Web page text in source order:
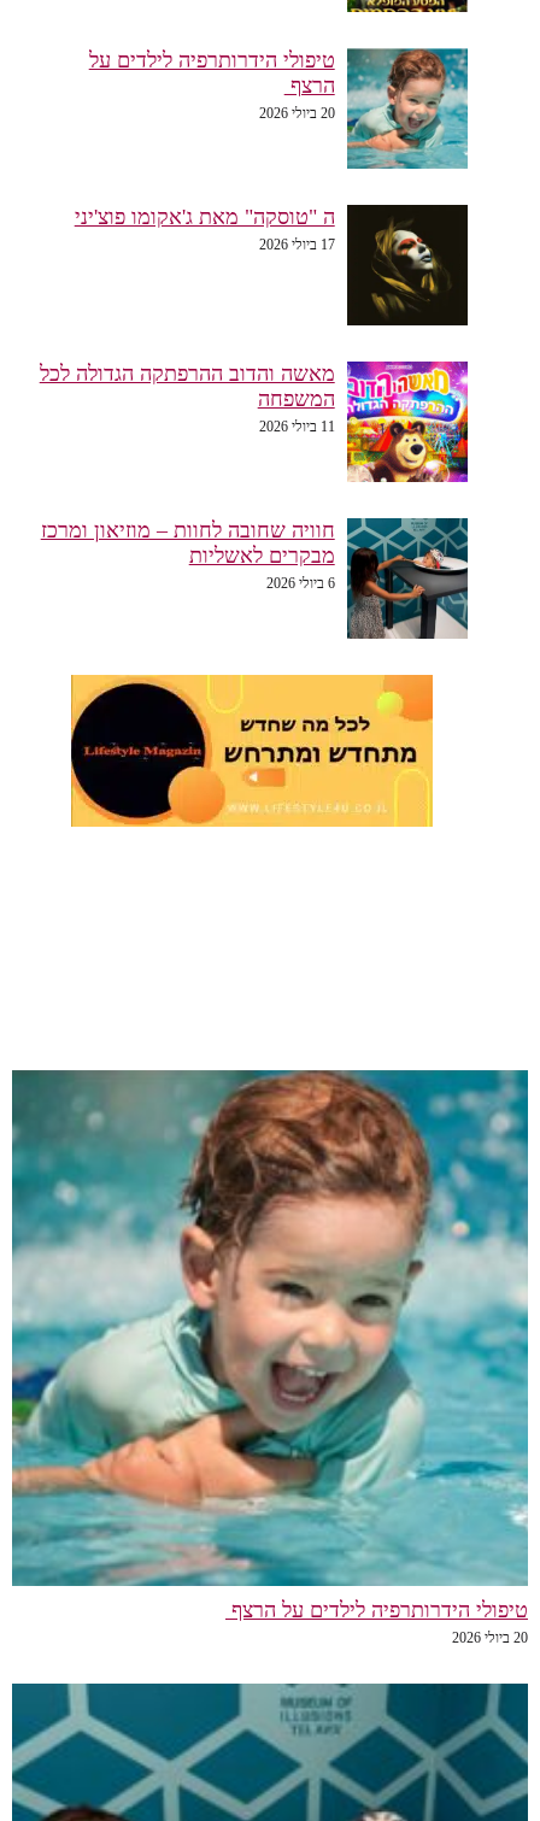
טיפולי הידרותרפיה לילדים על
הרצף
20 ביולי 2026
ה "טוסקה" מאת ג'אקומו פוצ'יני
17 ביולי 2026
מאשה והדוב ההרפתקה הגדולה לכל
המשפחה
11 ביולי 2026
חוויה שחובה לחוות – מוזיאון ומרכז
מבקרים לאשליות
6 ביולי 2026
טיפולי הידרותרפיה לילדים על הרצף
20 ביולי 2026